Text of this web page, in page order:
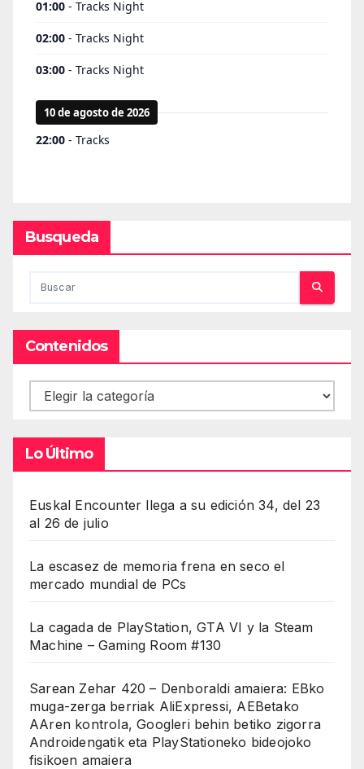
Busqueda
Contenidos
Contenidos
Lo Último
Euskal Encounter llega a su edición 34, del 23
al 26 de julio
La escasez de memoria frena en seco el
mercado mundial de PCs
La cagada de PlayStation, GTA VI y la Steam
Machine – Gaming Room #130
Sarean Zehar 420 – Denboraldi amaiera: EBko
muga-zerga berriak AliExpressi, AEBetako
AAren kontrola, Googleri behin betiko zigorra
Androidengatik eta PlayStationeko bideojoko
fisikoen amaiera